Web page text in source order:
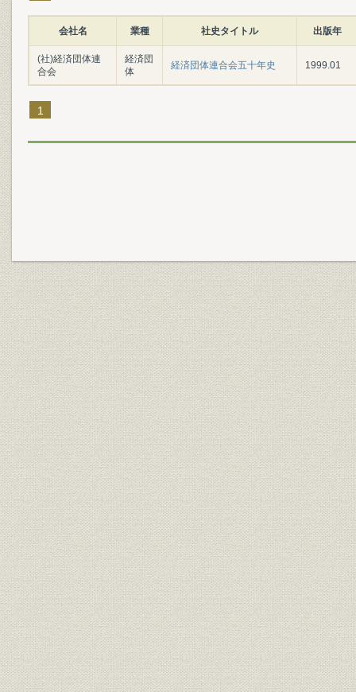
会社名 業種 社史タイトル 出版年
(社)経済団体連
合会
経済団
体
経済団体連合会五十年史 1999.01
1